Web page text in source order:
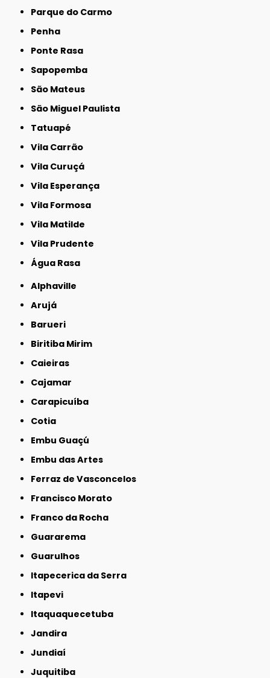
Parque do Carmo
Penha
Ponte Rasa
Sapopemba
São Mateus
São Miguel Paulista
Tatuapé
Vila Carrão
Vila Curuçá
Vila Esperança
Vila Formosa
Vila Matilde
Vila Prudente
Água Rasa
Alphaville
Arujá
Barueri
Biritiba Mirim
Caieiras
Cajamar
Carapicuíba
Cotia
Embu Guaçú
Embu das Artes
Ferraz de Vasconcelos
Francisco Morato
Franco da Rocha
Guararema
Guarulhos
Itapecerica da Serra
Itapevi
Itaquaquecetuba
Jandira
Jundiaí
Juquitiba